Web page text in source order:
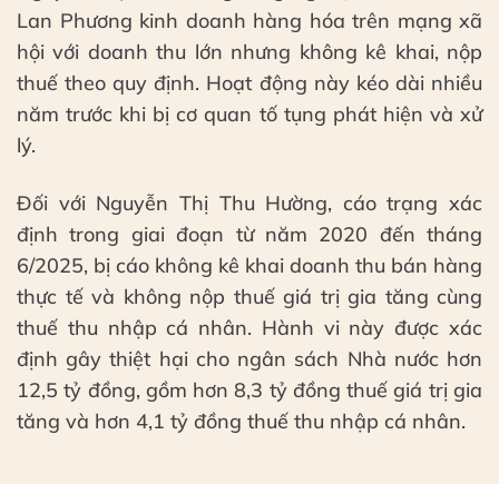
Lan Phương kinh doanh hàng hóa trên mạng xã
hội với doanh thu lớn nhưng không kê khai, nộp
thuế theo quy định. Hoạt động này kéo dài nhiều
năm trước khi bị cơ quan tố tụng phát hiện và xử
lý.
Đối với Nguyễn Thị Thu Hường, cáo trạng xác
định trong giai đoạn từ năm 2020 đến tháng
6/2025, bị cáo không kê khai doanh thu bán hàng
thực tế và không nộp thuế giá trị gia tăng cùng
thuế thu nhập cá nhân. Hành vi này được xác
định gây thiệt hại cho ngân sách Nhà nước hơn
12,5 tỷ đồng, gồm hơn 8,3 tỷ đồng thuế giá trị gia
tăng và hơn 4,1 tỷ đồng thuế thu nhập cá nhân.